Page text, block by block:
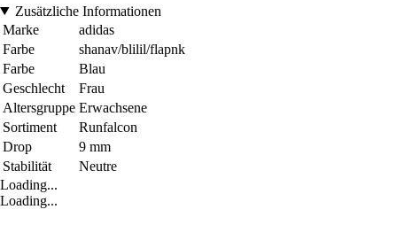
Zusätzliche Informationen
Marke
adidas
Farbe
shanav/blilil/flapnk
Farbe
Blau
Geschlecht
Frau
Altersgruppe Erwachsene
Sortiment
Runfalcon
Drop
9 mm
Stabilität
Neutre
Loading...
Loading...